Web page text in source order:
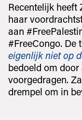
Recentelijk heeft
haar
aan
#FreeCongo. De
eigenlijk niet op
bedoeld om
voorgedragen.
drempel om in